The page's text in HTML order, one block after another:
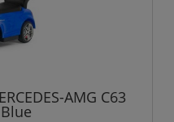
AMG C63